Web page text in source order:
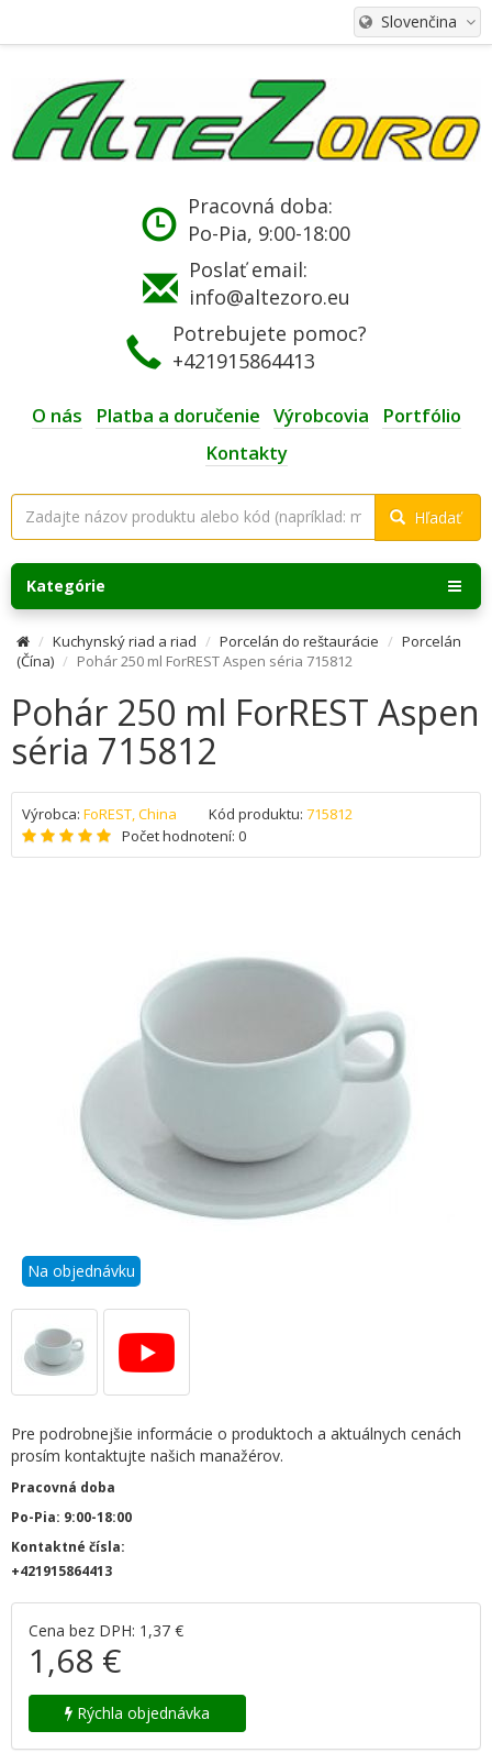
Slovenčina
Pracovná doba:
Po-Pia, 9:00-18:00
Poslať email:
info@altezoro.eu
Potrebujete pomoc?
+421915864413
O nás Platba a doručenie Výrobcovia
Portfólio
Kontakty
Hľadať
Kategórie
Kuchynský riad a riad Porcelán do reštaurácie
Porcelán
(Čína)
Pohár 250 ml ForREST Aspen séria 715812
Pohár 250 ml ForREST Aspen
séria 715812
Výrobca: FoREST, China Kód produktu: 715812
Počet hodnotení: 0
Na objednávku
Pre podrobnejšie informácie o produktoch a aktuálnych cenách
prosím kontaktujte našich manažérov.
Pracovná doba
Po-Pia: 9:00-18:00
Kontaktné čísla:
+421915864413
Cena bez DPH: 1,37 €
1,68 €
Rýchla objednávka